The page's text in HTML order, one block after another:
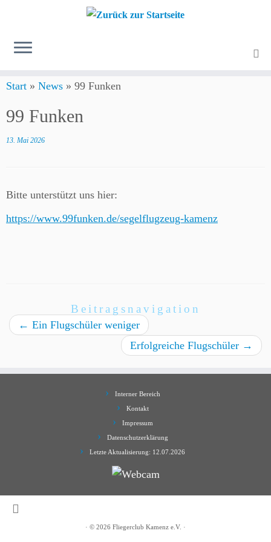
Inhalt
Start » News » 99 Funken
99 Funken
13. Mai 2026
Bitte unterstützt uns hier:
https://www.99funken.de/segelflugzeug-kamenz
Beitragsnavigation
← Ein Flugschüler weniger
Erfolgreiche Flugschüler →
Interner Bereich
Kontakt
Impressum
Datenschutzerklärung
Letzte Aktualisierung: 12.07.2026
· © 2026 Fliegerclub Kamenz e.V. ·